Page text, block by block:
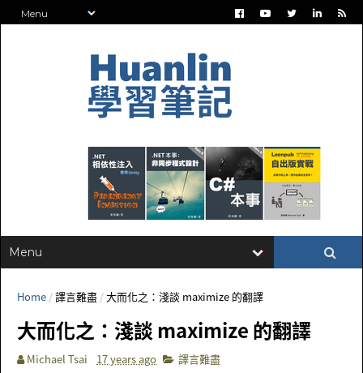
Home /譯言難盡 /大而化之：淺談 maximize 的翻譯
大而化之：淺談 maximize 的翻譯
Michael Tsai 17 years ago 譯言難盡